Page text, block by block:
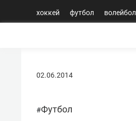
хоккей футбол волейбол
02.06.2014
#Футбол